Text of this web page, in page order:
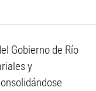
Gobierno de Río
y